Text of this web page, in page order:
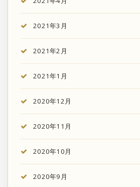
2021年3月
2021年2月
2021年1月
2020年12月
2020年11月
2020年10月
2020年9月